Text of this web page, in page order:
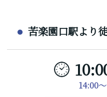
苦楽園口駅より
14:00